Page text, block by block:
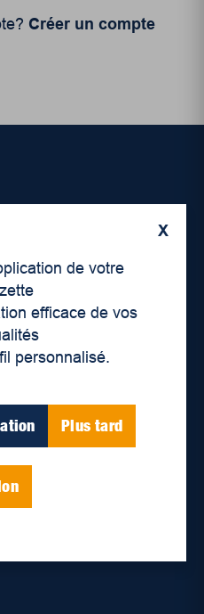
Créer un compte
X
de votre
efficace de vos
personnalisé.
Plus tard